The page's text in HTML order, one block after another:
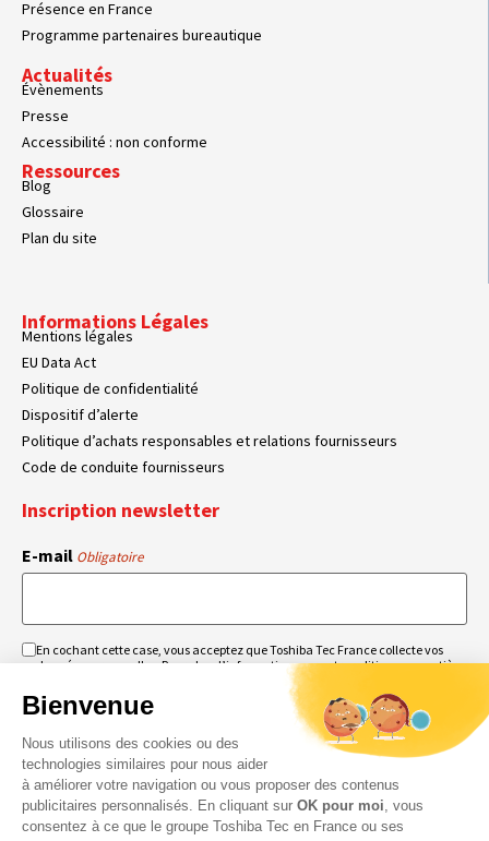
Présence en France
Programme partenaires bureautique
Actualités
Évènements
Presse
Accessibilité : non conforme
Ressources
Blog
Glossaire
Plan du site
Informations Légales
Mentions légales
EU Data Act
Politique de confidentialité
Dispositif d’alerte
Politique d’achats responsables et relations fournisseurs
Code de conduite fournisseurs
Inscription newsletter
E-mail Obligatoire
RGPD
En cochant cette case, vous acceptez que Toshiba Tec France collecte vos
données personnelles. Pour plus d’informations sur notre politique en matière
Obligatoire
Bienvenue
Nous utilisons des cookies ou des
technologies similaires pour nous aider
à améliorer votre navigation ou vous proposer des contenus
publicitaires personnalisés. En cliquant sur OK pour moi , vous
consentez à ce que le groupe Toshiba Tec en France ou ses